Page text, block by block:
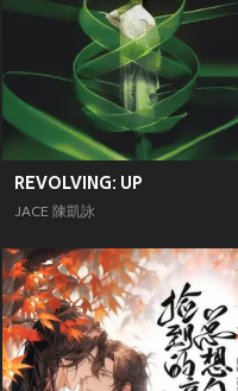
REVOLVING: UP
JACE 陳凱詠